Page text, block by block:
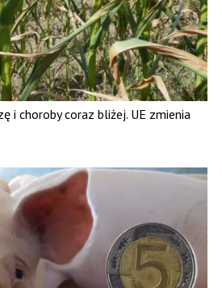
i choroby coraz bliżej. UE zmienia